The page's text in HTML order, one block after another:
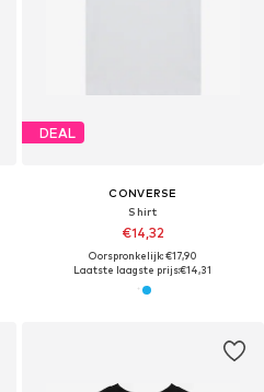
DEAL
CONVERSE
Shirt
€14,32
Oorspronkelijk: €17,90
Laatste laagste prijs:€14,31